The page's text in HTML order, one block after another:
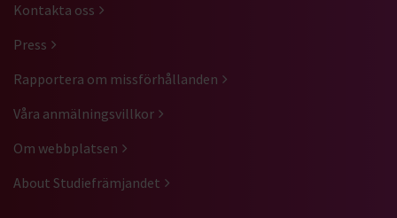
Kontakta oss
Press
Rapportera om missförhållanden
Våra anmälningsvillkor
Om webbplatsen
About Studiefrämjandet